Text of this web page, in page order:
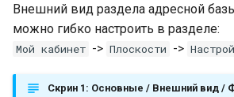
Внешний вид раздела адресной
можно гибко настроить в разделе:
Мой кабинет -> Плоскости ->
Скрин 1: Основные / Внешний вид /